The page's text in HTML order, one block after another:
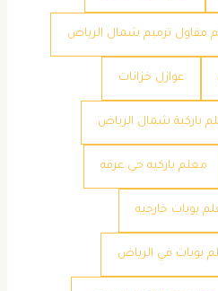
مقاول ترميم شمال الرياض
عوازل خزانات
باركية شمال الرياض
معلم باركيه حي عرقه
بويات خارجيه
بويات في الرياض